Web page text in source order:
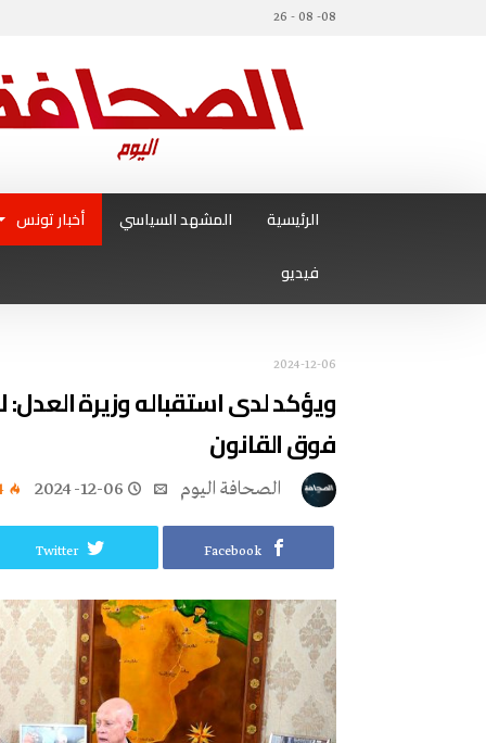
08- 08 - 26
الرئيسية المشهد السياسي أخبار تونس
فيديو
2024-12-06
ويؤكد لدى استقباله وزيرة
فوق القانون
2024-12-06
Facebook
Twitter